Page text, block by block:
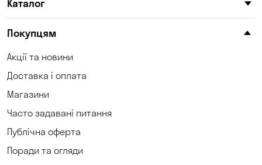
Каталог
Покупцям
Акції та новини
Доставка і оплата
Магазини
Часто задавані питання
Публічна оферта
Поради та огляди